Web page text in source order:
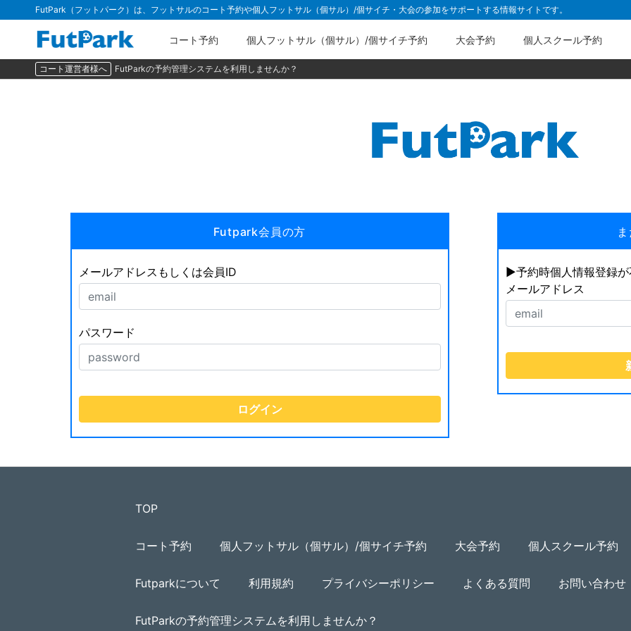
FutPark（フットパーク）は、フットサルのコート予約や個人フットサル（個サル）/個サイチ・大会の参加をサポートする情報サイトです。
コート予約 個人フットサル（個サル）/個サイチ予約 大会予約 個人スクール予約
コート運営者様へ FutParkの予約管理システムを利用しませんか？
Futpark会員の方
メールアドレスもしくは会員ID
パスワード
▶︎予約時個人情報登録
メールアドレス
TOP
コート予約 個人フットサル（個サル）/個サイチ予約 大会予約 個人スクール予約
Futparkについて 利用規約 プライバシーポリシー よくある質問 お問い合わせ
FutParkの予約管理システムを利用しませんか？